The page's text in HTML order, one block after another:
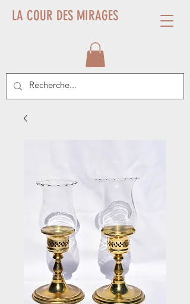
LA COUR DES MIRAGES